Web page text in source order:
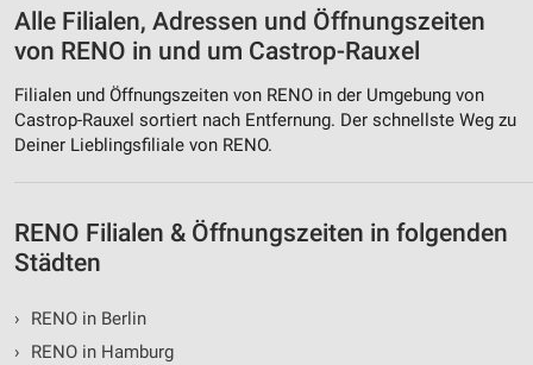
Alle Filialen, Adressen und Öffnungszeiten
von RENO in und um Castrop-Rauxel
Filialen und Öffnungszeiten von RENO in der Umgebung von
Castrop-Rauxel sortiert nach Entfernung. Der schnellste Weg zu
Deiner Lieblingsfiliale von RENO.
RENO Filialen & Öffnungszeiten in folgenden
Städten
›
RENO in Berlin
›
RENO in Hamburg
Partnerliste anzeigen (1 IAB-Anbieter)
Wir nutzen Ihre Daten für folgende Zwecke:
Speichern von oder Zugriff auf Informationen
auf einem Endgerät
Erstellung von Profilen für personalisierte
Werbung
Verwendung von Profilen zur Auswahl